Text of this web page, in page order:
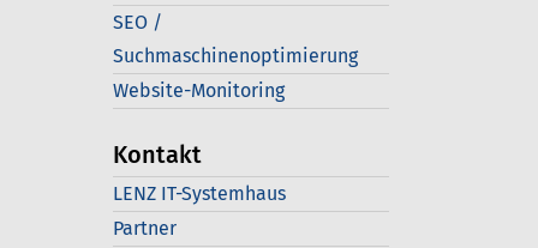
SEO /
Suchmaschinenoptimierung
Website-Monitoring
Kontakt
LENZ IT-Systemhaus
Partner